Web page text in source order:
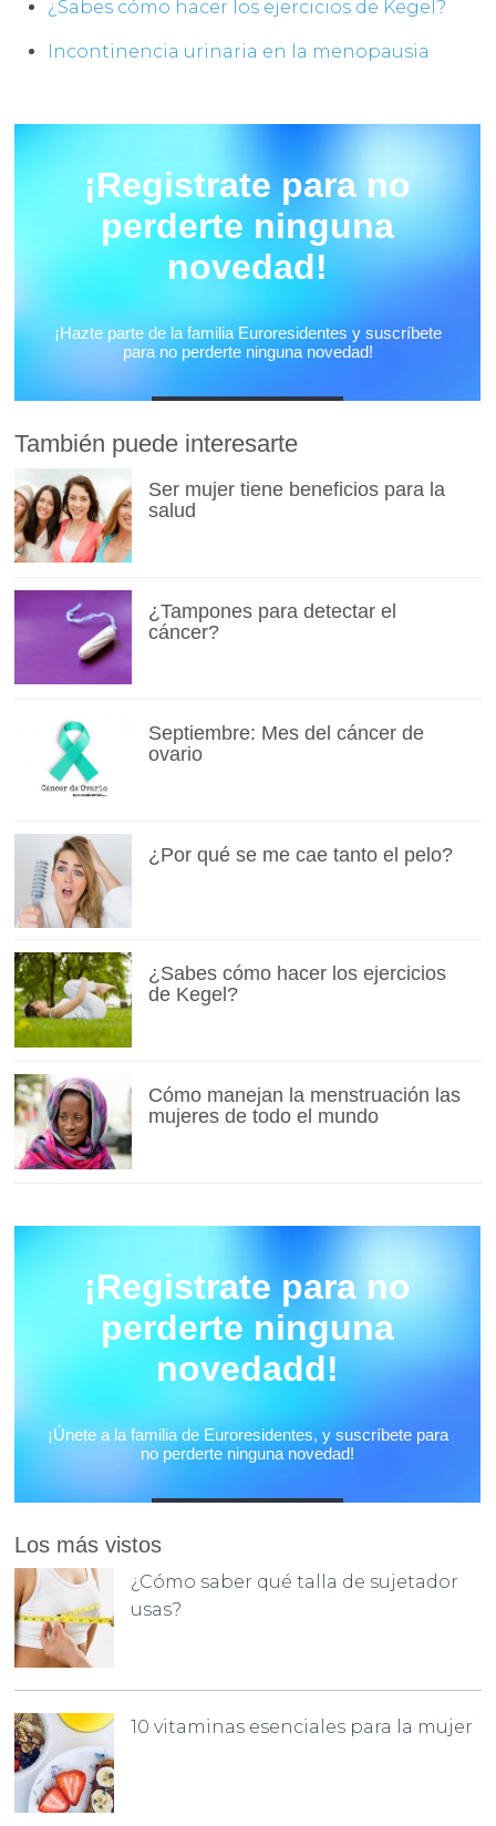
¿Sabes cómo hacer los ejercicios de Kegel?
Incontinencia urinaria en la menopausia
También puede interesarte
Ser mujer tiene beneficios para la
salud
¿Tampones para detectar el
cáncer?
Septiembre: Mes del cáncer de
ovario
¿Por qué se me cae tanto el pelo?
¿Sabes cómo hacer los ejercicios
de Kegel?
Cómo manejan la menstruación las
mujeres de todo el mundo
Los más vistos
¿Cómo saber qué talla de sujetador
usas?
10 vitaminas esenciales para la mujer